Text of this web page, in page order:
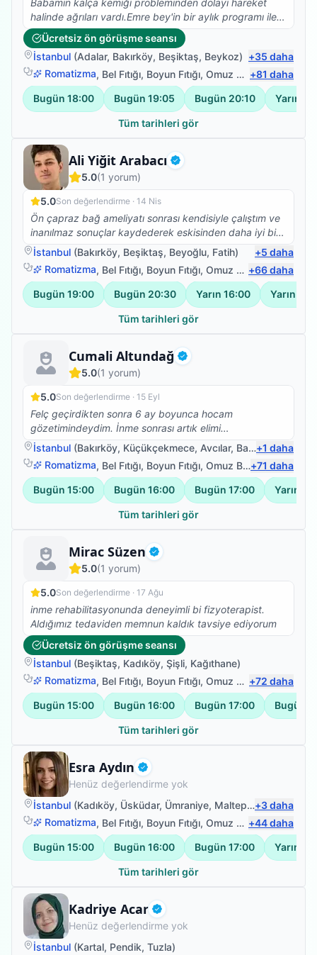
Babamın kalça kemiği probleminden dolayı hareket
halinde ağrıları vardı.Emre bey'in bir aylık programı ile
ağrılarda önemli ölçüde azalma ve bacak
hareketlerinde de açı anlamında farklılıklar
oldu.Hastaya yaklaşımı açısından da genç yaşına
rağmen çok güzel.Teşekkürler.
Ücretsiz ön görüşme seansı
İstanbul (Adalar, Bakırköy, Beşiktaş, Beykoz) +35 daha
Romatizma, Bel Fıtığı, Boyun Fıtığı, Omuz Bağ Yaralanması +81 daha
Bugün 18:00 Bugün 19:05 Bugün 20:10 Yarın
Tüm tarihleri gör
Ali Yiğit Arabacı Doğrulanmış
Fizyoterapist
5.0(1 yorum)
5.0Son değerlendirme · 14 Nis
Ön çapraz bağ ameliyatı sonrası kendisiyle çalıştım ve
inanılmaz sonuçlar kaydederek eskisinden daha iyi bir
noktaya geldiğimizi söyleyebilirim. Kalça protezi olan
annemi de protez ameliyatı öncesi dönemde
yapamadığı işleri kolayca yapar hale getirdi. Tekrar
teşekkürler değerli hocam, başarılarınızın devamını
dilerim.
İstanbul (Bakırköy, Beşiktaş, Beyoğlu, Fatih) +5 daha
Romatizma, Bel Fıtığı, Boyun Fıtığı, Omuz Bağ Yaralanması +66daha
Bugün 19:00 Bugün 20:30 Yarın 16:00 Yarın
Tüm tarihleri gör
Cumali Altundağ Doğrulanmış
Uzman Fizyoterapist
5.0(1 yorum)
5.0Son değerlendirme · 15 Eyl
Felç geçirdikten sonra 6 ay boyunca hocam
gözetimindeydim. İnme sonrası artık elimi
kullanabilmem bana hayal gibi geliyordu. Onun
uygulamaları ve psikolojik desteğiyle kavrama ve
bırakma fonksiyonunu kısmi olarak tekrar kazandım.
Onun profesyonelliğine ve samimiyetine canı gönülden
inanıyorum. Yaptığı önemli işler ile bu alana birçok
yenilik kazandıracağına inanıyorum. Herşey için
İstanbul (Bakırköy, Küçükçekmece, Avcılar, Bahçelievler )
+1 daha
Romatizma, Bel Fıtığı, Boyun Fıtığı, Omuz Bağ Yaralanması +71 daha
Bugün 15:00 Bugün 16:00 Bugün 17:00 Yarın
Tüm tarihleri gör
Mirac Süzen Doğrulanmış
Fizyoterapist
5.0(1 yorum)
5.0Son değerlendirme · 17 Ağu
inme rehabilitasyonunda deneyimli bi fizyoterapist.
Aldığımız tedaviden memnun kaldık tavsiye ediyorum
Ücretsiz ön görüşme seansı
İstanbul (Beşiktaş, Kadıköy, Şişli, Kağıthane)
Romatizma, Bel Fıtığı, Boyun Fıtığı, Omuz Bağ Yaralanması +72 daha
Bugün 15:00 Bugün 16:00 Bugün 17:00 Bugün
Tüm tarihleri gör
Esra Aydın Doğrulanmış
Fizyoterapist
Henüz değerlendirme yok
İstanbul (Kadıköy, Üsküdar, Ümraniye, Maltepe )+3daha
Romatizma, Bel Fıtığı, Boyun Fıtığı, Omuz Bağ Yaralanması +44daha
Bugün 15:00 Bugün 16:00 Bugün 17:00 Yarın
Tüm tarihleri gör
Kadriye Acar Doğrulanmış
Fizyoterapist
Henüz değerlendirme yok
İstanbul (Kartal, Pendik, Tuzla)